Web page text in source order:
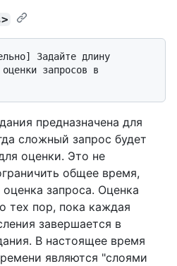
запросов в
предназначена для
сложный запрос будет
оценки. Это не
общее время,
запроса. Оценка
тех пор, пока каждая
завершается в
В настоящее время
являются "слоями